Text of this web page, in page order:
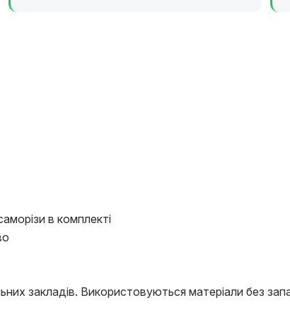
в комплекті
закладів. Використовуються матеріали без